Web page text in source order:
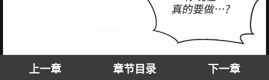
上一章 章节目录 下一章